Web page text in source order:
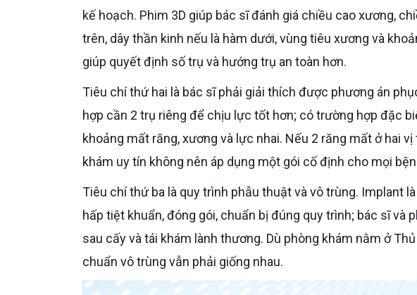
kế hoạch. Phim 3D giúp bác sĩ đánh giá chiều cao xương,
trên, dây thần kinh nếu là hàm dưới, vùng tiêu xương và
giúp quyết định số trụ và hướng trụ an toàn hơn.
Tiêu chí thứ hai là bác sĩ phải giải thích được phương án phục hình. Nếu 2 răng mất liền nhau, có trường
hợp cần 2 trụ riêng để chịu lực tốt hơn; có trường hợp đặc
khoảng mất răng, xương và lực nhai. Nếu 2 răng mất ở hai
khám uy tín không nên áp dụng một gói cố định cho mọi
Tiêu chí thứ ba là quy trình phẫu thuật và vô trùng. Implant là thủ thuật xâm lấn, nên dụng cụ phải được
hấp tiệt khuẩn, đóng gói, chuẩn bị đúng quy trình; bác sĩ và
sau cấy và tái khám lành thương. Dù phòng khám nằm ở
chuẩn vô trùng vẫn phải giống nhau.